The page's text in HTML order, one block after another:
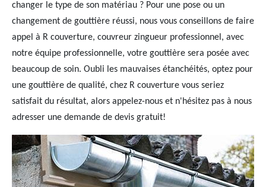
changer le type de son matériau ? Pour une pose ou un
changement de gouttière réussi, nous vous conseillons de faire
appel à R couverture, couvreur zingueur professionnel, avec
notre équipe professionnelle, votre gouttière sera posée avec
beaucoup de soin. Oubli les mauvaises étanchéités, optez pour
une gouttière de qualité, chez R couverture vous seriez
satisfait du résultat, alors appelez-nous et n'hésitez pas à nous
adresser une demande de devis gratuit!